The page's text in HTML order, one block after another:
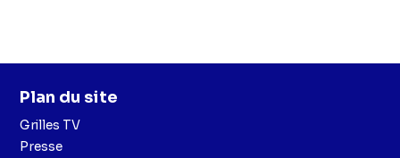
Plan du site
Grilles TV
Presse